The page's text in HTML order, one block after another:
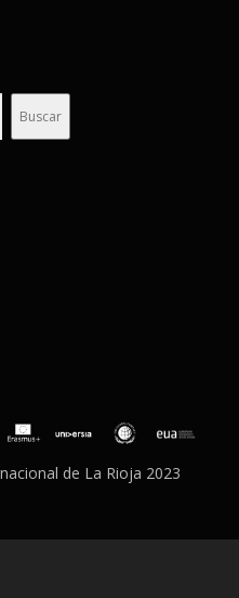
Buscar
de La Rioja 2023